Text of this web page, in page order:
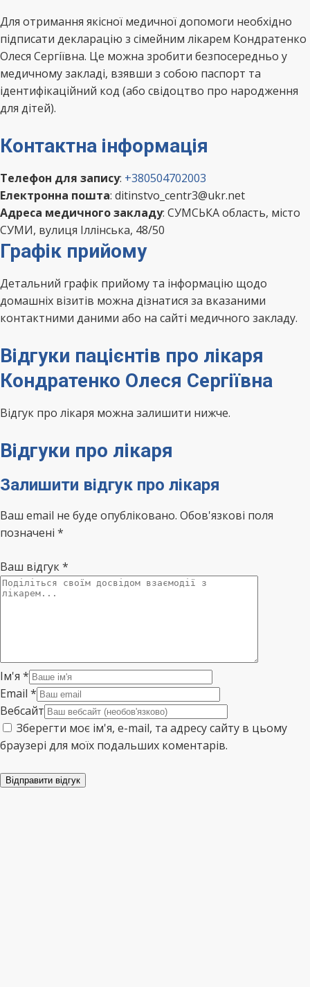
Для отримання якісної медичної допомоги необхідно
підписати декларацію з сімейним лікарем Кондратенко
Олеся Сергіївна. Це можна зробити безпосередньо у
медичному закладі, взявши з собою паспорт та
ідентифікаційний код (або свідоцтво про народження
для дітей).
Контактна інформація
Телефон для запису: +380504702003
Електронна пошта: ditinstvo_centr3@ukr.net
Адреса медичного закладу: СУМСЬКА область, місто
СУМИ, вулиця Іллінська, 48/50
Графік прийому
Детальний графік прийому та інформацію щодо
домашніх візитів можна дізнатися за вказаними
контактними даними або на сайті медичного закладу.
Відгуки пацієнтів про лікаря
Кондратенко Олеся Сергіївна
Відгук про лікаря можна залишити нижче.
Відгуки про лікаря
Залишити відгук про лікаря
Ваш email не буде опубліковано. Обов'язкові поля
позначені *
Ваш відгук*
Ім'я *
Email *
Вебсайт
Зберегти моє ім'я, e-mail, та адресу сайту в цьому
браузері для моїх подальших коментарів.
Відправити відгук